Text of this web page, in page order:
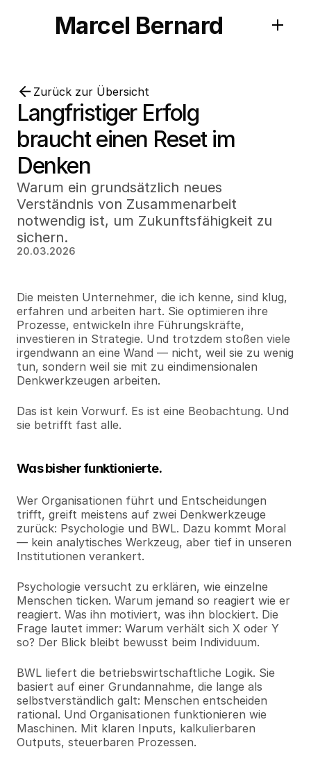
Marcel Bernard
Zurück zur Übersicht
Langfristiger Erfolg
braucht einen Reset im
Denken
Warum ein grundsätzlich neues
Verständnis von Zusammenarbeit
notwendig ist, um Zukunftsfähigkeit zu
sichern.
20.03.2026
Die meisten Unternehmer, die ich kenne, sind klug,
erfahren und arbeiten hart. Sie optimieren ihre
Prozesse, entwickeln ihre Führungskräfte,
investieren in Strategie. Und trotzdem stoßen viele
irgendwann an eine Wand — nicht, weil sie zu wenig
tun, sondern weil sie mit zu eindimensionalen
Denkwerkzeugen arbeiten.
Das ist kein Vorwurf. Es ist eine Beobachtung. Und
sie betrifft fast alle.
Was bisher funktionierte.
Wer Organisationen führt und Entscheidungen
trifft, greift meistens auf zwei Denkwerkzeuge
zurück: Psychologie und BWL. Dazu kommt Moral
— kein analytisches Werkzeug, aber tief in unseren
Institutionen verankert.
Psychologie versucht zu erklären, wie einzelne
Menschen ticken. Warum jemand so reagiert wie er
reagiert. Was ihn motiviert, was ihn blockiert. Die
Frage lautet immer: Warum verhält sich X oder Y
so? Der Blick bleibt bewusst beim Individuum.
BWL liefert die betriebswirtschaftliche Logik. Sie
basiert auf einer Grundannahme, die lange als
selbstverständlich galt: Menschen entscheiden
rational. Und Organisationen funktionieren wie
Maschinen. Mit klaren Inputs, kalkulierbaren
Outputs, steuerbaren Prozessen.